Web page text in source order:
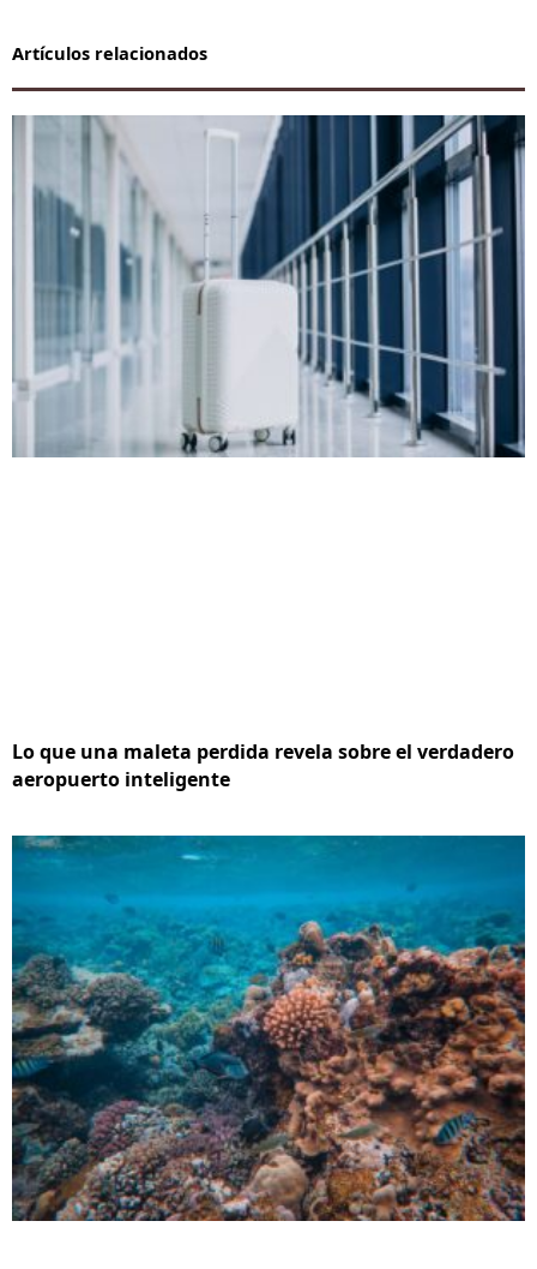
Artículos relacionados
Lo que una maleta perdida revela sobre el verdadero
aeropuerto inteligente